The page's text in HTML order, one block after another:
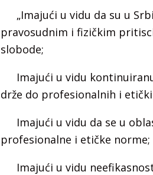
„Imajući u vidu da su u
pravosudnim i fizičkim
slobode;
Imajući u vidu
drže do profesionalnih i
Imajući u vidu da se u
profesionalne i etičke norme;
Imajući u vidu